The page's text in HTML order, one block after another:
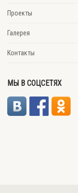
Проекты
Галерея
Контакты
МЫ В СОЦСЕТЯХ